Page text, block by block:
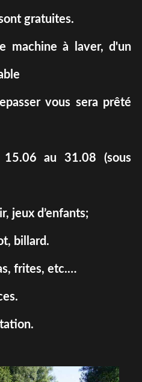
gratuites.
machine à laver, d'un
vous sera prêté
15.06 au 31.08 (sous
jeux d’enfants;
billard.
frites, etc.…